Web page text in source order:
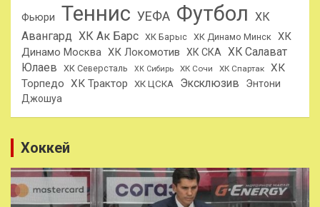
Фьюри Теннис УЕФА Футбол ХК
Авангард ХК Ак Барс ХК Барыс ХК Динамо Минск
ХК
Динамо Москва ХК Локомотив ХК СКА
ХК Салават
Юлаев
ХК Северсталь ХК Сибирь ХК Сочи ХК Спартак
ХК
Торпедо ХК Трактор ХК ЦСКА Эксклюзив
Энтони
Джошуа
Хоккей